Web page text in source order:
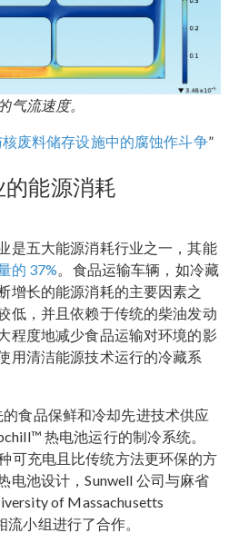
气流速度。
废料储存设施中的腐蚀作斗争”
能源消耗
是五大能源消耗行业之一，其能
的 37% 。食品运输车辆，如冷藏
增长的能源消耗的主要因素之
低，并且依赖于传统的柴油发动
程度地减少食品运输对环境的影
用清洁能源技术运行的冷藏系
食品保鲜和冷却先进技术供应
热电池运行的制冷系统。
可充电且比传统方法更环保的方
电池设计，Sunwell 公司与麻省
of Massachusetts
小组进行了合作。